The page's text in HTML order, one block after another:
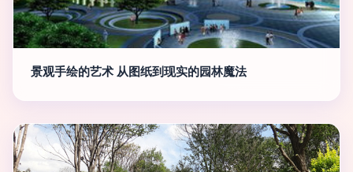
景观手绘的艺术 从图纸到现实的园林魔法